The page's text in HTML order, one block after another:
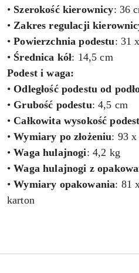
• Szerokość kierownicy: 36
•Zakres regulacji
•Powierzchnia podestu: 31
• Średnica kół: 14,5 cm
Podest i waga:
• Odległość podestu od
• Grubość podestu: 4,5 cm
• Całkowita wysokość
•Wymiary po złożeniu: 93
•Waga hulajnogi: 4,2 kg
•Waga hulajnogi z
•Wymiary opakowania: 81
karton